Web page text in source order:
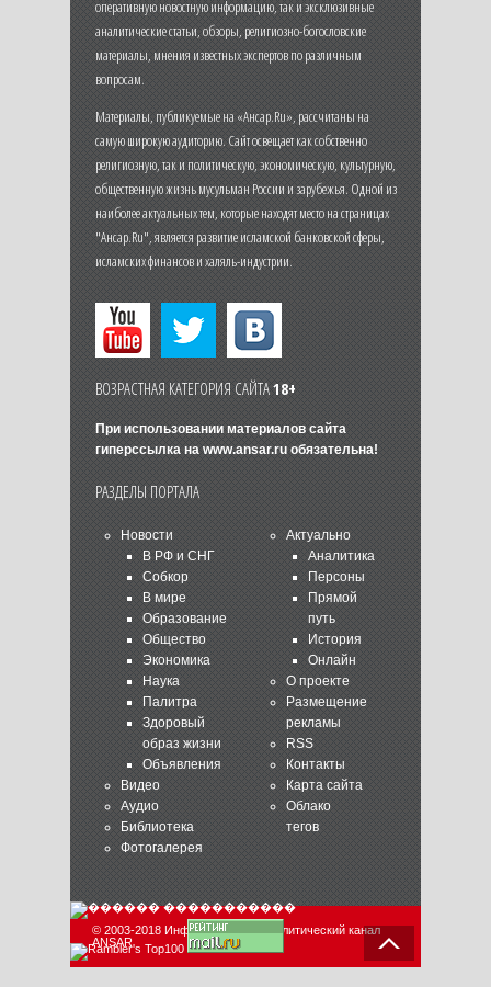
оперативную новостную информацию, так и эксклюзивные
аналитические статьи, обзоры, религиозно-богословские
материалы, мнения известных экспертов по различным
вопросам.
Материалы, публикуемые на «Ансар.Ru», рассчитаны на
самую широкую аудиторию. Сайт освещает как собственно
религиозную, так и политическую, экономическую, культурную,
общественную жизнь мусульман России и зарубежья. Одной из
наиболее актуальных тем, которые находят место на страницах
"Ансар.Ru", является развитие исламской банковской сферы,
исламских финансов и халяль-индустрии.
ВОЗРАСТНАЯ КАТЕГОРИЯ САЙТА18+
При использовании материалов сайта
гиперссылка на www.ansar.ruобязательна!
РАЗДЕЛЫ ПОРТАЛА
Новости
В РФ и СНГ
Собкор
В мире
Образование
Общество
Экономика
Наука
Палитра
Здоровый
образ жизни
Объявления
Видео
Аудио
Библиотека
Фотогалерея
Актуально
Аналитика
Персоны
Прямой
путь
История
Онлайн
О проекте
Размещение
рекламы
RSS
Контакты
Карта сайта
Облако
тегов
© 2003-2018 Информационно-аналитический канал
ANSAR